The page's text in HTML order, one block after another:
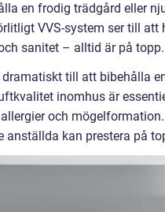
en frodig trädgård eller
VVS-system ser till
sanitet – alltid är på topp.
dramatiskt till att bibehålla
inomhus är
och
anställda kan prestera på